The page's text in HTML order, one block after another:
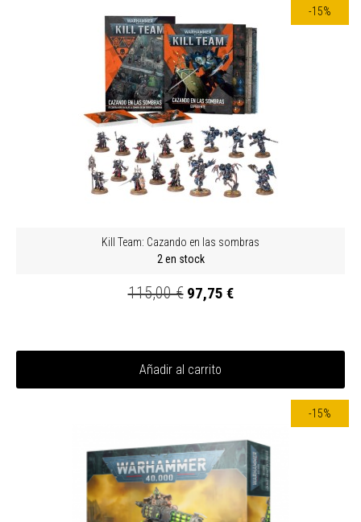
-15%
Kill Team: Cazando en las sombras
2 en stock
115,00 € 97,75 €
Añadir al carrito
-15%